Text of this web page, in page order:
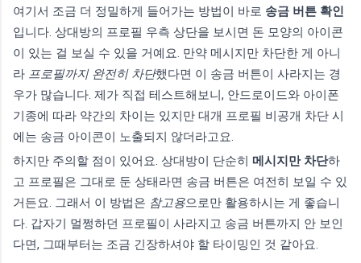
여기서 조금 더 정밀하게 들어가는 방법이 바로 송금 버튼 확인
입니다. 상대방의 프로필 우측 상단을 보시면 돈 모양의 아이콘
이 있는 걸 보실 수 있을 거예요. 만약 메시지만 차단한 게 아니
라 프로필까지 완전히 차단했다면 이 송금 버튼이 사라지는 경
우가 많습니다. 제가 직접 테스트해보니, 안드로이드와 아이폰
기종에 따라 약간의 차이는 있지만 대개 프로필 비공개 차단 시
에는 송금 아이콘이 노출되지 않더라고요.
하지만 주의할 점이 있어요. 상대방이 단순히 메시지만 차단하
고 프로필은 그대로 둔 상태라면 송금 버튼은 여전히 보일 수 있
거든요. 그래서 이 방법은 참고용으로만 활용하시는 게 좋습니
다. 갑자기 멀쩡하던 프로필이 사라지고 송금 버튼까지 안 보인
다면, 그때부터는 조금 긴장하셔야 할 타이밍인 것 같아요.